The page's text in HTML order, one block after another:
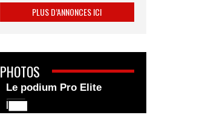
PLUS D’ANNONCES ICI
PHOTOS
Le podium Pro Elite